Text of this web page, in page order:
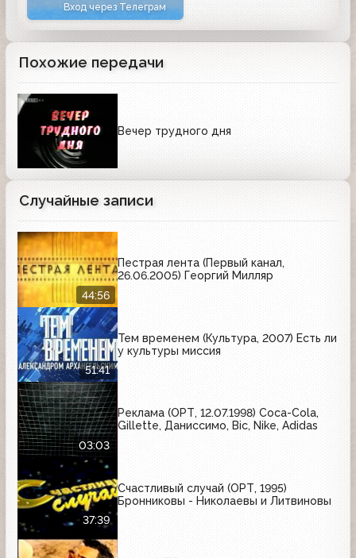
Вход через Телеграм
Похожие передачи
Вечер трудного дня
Случайные записи
44:56
Пестрая лента (Первый канал,
26.06.2005) Георгий Милляр
51:41
Тем временем (Культура, 2007) Есть ли
у культуры миссия
03:03
Реклама (ОРТ, 12.07.1998) Coca-Cola,
Gillette, Даниссимо, Bic, Nike, Adidas
37:39
Счастливый случай (ОРТ, 1995)
Бронниковы - Николаевы и Литвиновы